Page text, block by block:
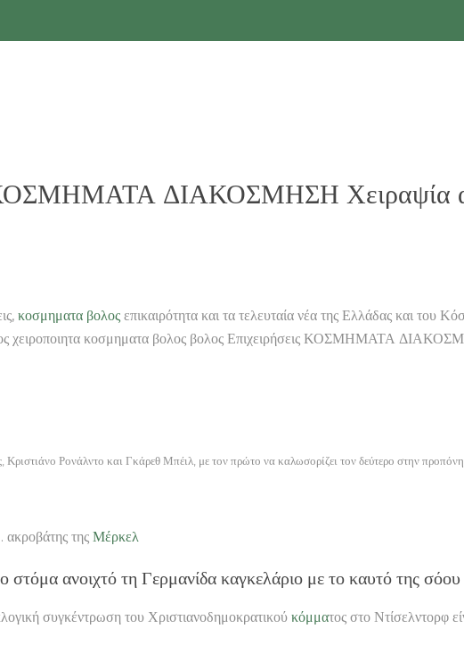
ΚΟΣΜΗΜΑΤΑ ΔΙΑΚΟΣΜΗΣΗ Χειραψία
κοσμηματα βολος επικαιρότητα και τα τελευταία νέα της Ελλάδας και
χειροποιητα κοσμηματα βολος βολος Επιχειρήσεις ΚΟΣΜΗΜΑΤΑ
Ρονάλντο και Γκάρεθ Μπέιλ, με τον πρώτο να καλωσορίζει τον δεύτερο στην
της Μέρκελ
στόμα ανοιχτό τη Γερμανίδα καγκελάριο με το καυτό της σόου
συγκέντρωση του Χριστιανοδημοκρατικού κόμματος στο Ντίσελντορφ